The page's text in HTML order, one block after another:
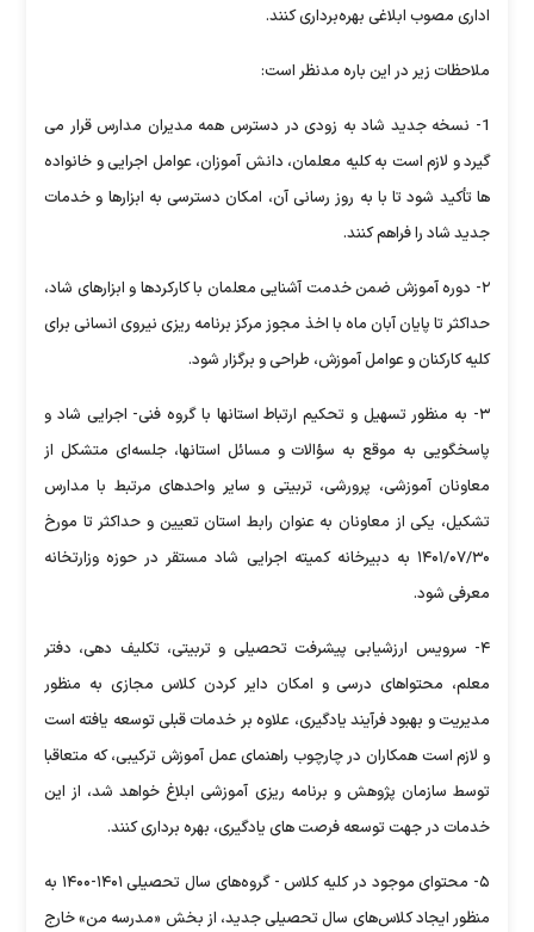
اداری مصوب ابلاغی بهره‌برداری کنند.
ملاحظات زیر در این باره مدنظر است:
1- نسخه جدید شاد به زودی در دسترس همه مدیران مدارس قرار می
گیرد و لازم است به کلیه معلمان، دانش آموزان، عوامل اجرایی و خانواده
ها تأکید شود تا با به روز رسانی آن، امکان دسترسی به ابزارها و خدمات
جدید شاد را فراهم کنند.
۲- دوره آموزش ضمن خدمت آشنایی معلمان با کارکردها و ابزارهای شاد،
حداکثر تا پایان آبان ماه با اخذ مجوز مرکز برنامه ریزی نیروی انسانی برای
کلیه کارکنان و عوامل آموزش، طراحی و برگزار شود.
٣- به منظور تسهیل و تحکیم ارتباط استانها با گروه فنی- اجرایی شاد و
پاسخگویی به موقع به سؤالات و مسائل استانها، جلسه‌ای متشکل از
معاونان آموزشی، پرورشی، تربیتی و سایر واحدهای مرتبط با مدارس
تشکیل، یکی از معاونان به عنوان رابط استان تعیین و حداکثر تا مورخ
۱۴۰۱/۰۷/۳۰ به دبیرخانه کمیته اجرایی شاد مستقر در حوزه وزارتخانه
معرفی شود.
۴- سرویس ارزشیابی پیشرفت تحصیلی و تربیتی، تکلیف دهی، دفتر
معلم، محتواهای درسی و امکان دایر کردن کلاس مجازی به منظور
مدیریت و بهبود فرآیند یادگیری، علاوه بر خدمات قبلی توسعه یافته است
و لازم است همکاران در چارچوب راهنمای عمل آموزش ترکیبی، که متعاقبا
توسط سازمان پژوهش و برنامه ریزی آموزشی ابلاغ خواهد شد، از این
خدمات در جهت توسعه فرصت های یادگیری، بهره برداری کنند.
۵- محتوای موجود در کلیه کلاس - گروه‌های سال تحصیلی ۱۴۰۱-۱۴۰۰ به
منظور ایجاد کلاس‌های سال تحصیلی جدید، از بخش «مدرسه من» خارج